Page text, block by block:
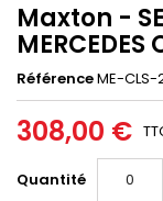
Maxton -
RéférenceME-CLS-
308,00 €
Quantité